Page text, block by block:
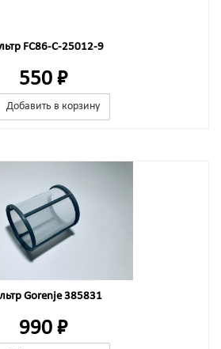
FC86-C-25012-9
550 ₽
Добавить в корзину
Gorenje 385831
990 ₽